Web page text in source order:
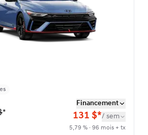
*
Financement
131$*/sem
5,79 % · 96 mois + tx